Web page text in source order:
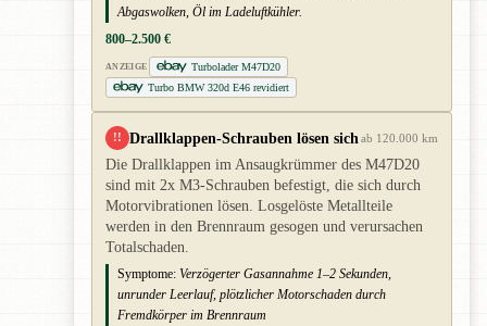
Abgaswolken, Öl im Ladeluftkühler.
800–2.500 €
ANZEIGE
Turbolader M47D20
Turbo BMW 320d E46 revidiert
!! Drallklappen-Schrauben lösen sich ab 120.000 km
Die Drallklappen im Ansaugkrümmer des M47D20
sind mit 2x M3-Schrauben befestigt, die sich durch
Motorvibrationen lösen. Losgelöste Metallteile
werden in den Brennraum gesogen und verursachen
Totalschaden.
Symptome: Verzögerter Gasannahme 1–2 Sekunden,
unrunder Leerlauf, plötzlicher Motorschaden durch
Fremdkörper im Brennraum